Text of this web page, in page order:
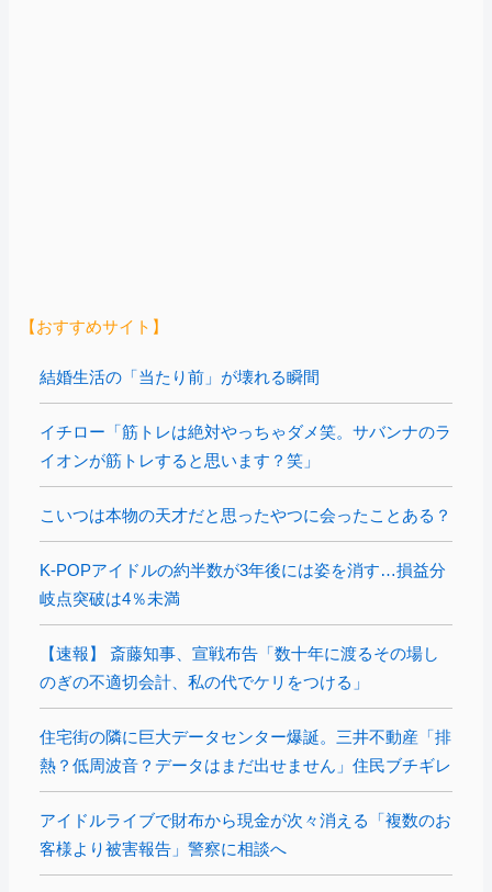
【おすすめサイト】
結婚生活の「当たり前」が壊れる瞬間
イチロー「筋トレは絶対やっちゃダメ笑。サバンナのラ
イオンが筋トレすると思います？笑」
こいつは本物の天才だと思ったやつに会ったことある？
K-POPアイドルの約半数が3年後には姿を消す…損益分
岐点突破は4％未満
【速報】 斎藤知事、宣戦布告「数十年に渡るその場し
のぎの不適切会計、私の代でケリをつける」
住宅街の隣に巨大データセンター爆誕。三井不動産「排
熱？低周波音？データはまだ出せません」住民ブチギレ
アイドルライブで財布から現金が次々消える「複数のお
客様より被害報告」警察に相談へ